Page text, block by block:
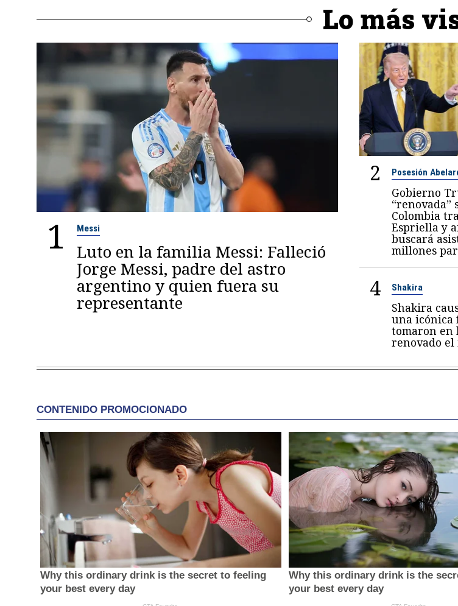
Lo más
1 Messi
Luto en la familia Messi: Falleció
Jorge Messi, padre del astro
argentino y quien fuera su
representante
2 Posesión
Gobierno
“renovada”
Colombia
Espriella y
buscará
millones
4 Shakira
Shakira
una icónica
tomaron en
renovado el